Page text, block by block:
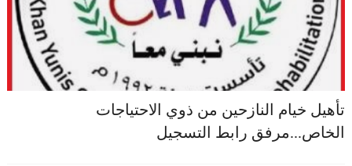
تأهيل خيام النازحين من ذوي الاحتياجات
الخاص...مرفق رابط التسجيل